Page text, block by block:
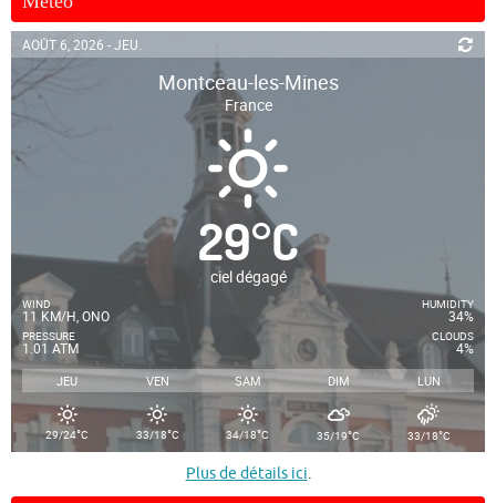
AOÛT 6, 2026 - JEU.
Montceau-les-Mines
France
29°C
ciel dégagé
WIND
11 KM/H, ONO
PRESSURE
1.01 ATM
HUMIDITY
34%
CLOUDS
4%
JEU VEN SAM DIM LUN
29/24°C 33/18°C 34/18°C 35/19°C 33/18°C
Plus de détails ici.